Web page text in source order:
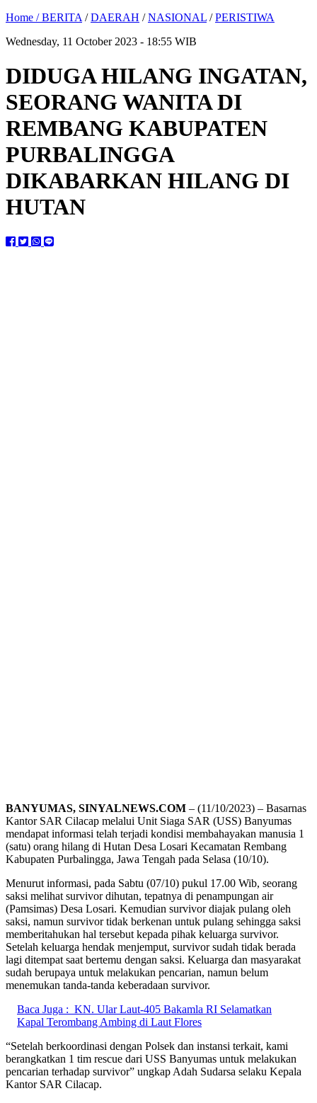
Home /BERITA /DAERAH /NASIONAL /PERISTIWA
Wednesday, 11 October 2023 - 18:55 WIB
DIDUGA HILANG INGATAN,
SEORANG WANITA DI
REMBANG KABUPATEN
PURBALINGGA
DIKABARKAN HILANG DI
HUTAN
BANYUMAS, SINYALNEWS.COM – (11/10/2023) – Basarnas
Kantor SAR Cilacap melalui Unit Siaga SAR (USS) Banyumas
mendapat informasi telah terjadi kondisi membahayakan manusia 1
(satu) orang hilang di Hutan Desa Losari Kecamatan Rembang
Kabupaten Purbalingga, Jawa Tengah pada Selasa (10/10).
Menurut informasi, pada Sabtu (07/10) pukul 17.00 Wib, seorang
saksi melihat survivor dihutan, tepatnya di penampungan air
(Pamsimas) Desa Losari. Kemudian survivor diajak pulang oleh
saksi, namun survivor tidak berkenan untuk pulang sehingga saksi
memberitahukan hal tersebut kepada pihak keluarga survivor.
Setelah keluarga hendak menjemput, survivor sudah tidak berada
lagi ditempat saat bertemu dengan saksi. Keluarga dan masyarakat
sudah berupaya untuk melakukan pencarian, namun belum
menemukan tanda-tanda keberadaan survivor.
Baca Juga : KN. Ular Laut-405 Bakamla RI Selamatkan
Kapal Terombang Ambing di Laut Flores
“Setelah berkoordinasi dengan Polsek dan instansi terkait, kami
berangkatkan 1 tim rescue dari USS Banyumas untuk melakukan
pencarian terhadap survivor” ungkap Adah Sudarsa selaku Kepala
Kantor SAR Cilacap.